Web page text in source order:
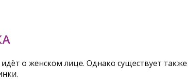
о женском лице. Однако существует